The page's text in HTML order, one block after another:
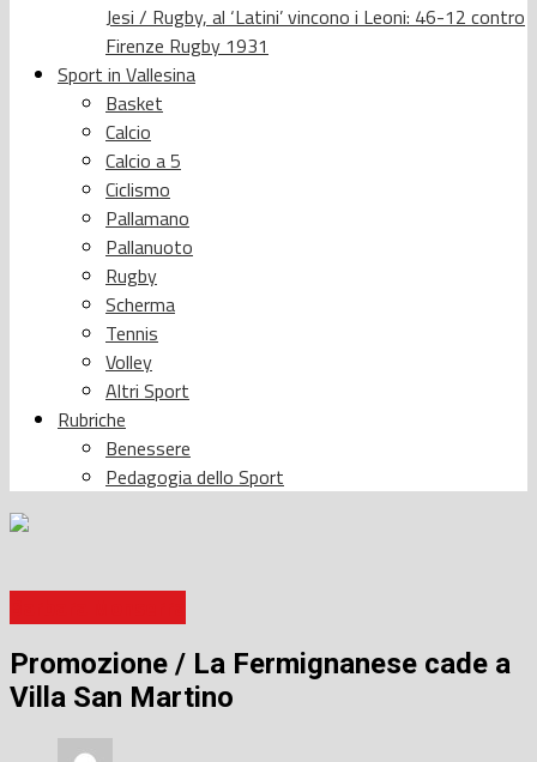
Jesi / Rugby, al ‘Latini’ vincono i Leoni: 46-12 contro
Firenze Rugby 1931
Sport in Vallesina
Basket
Calcio
Calcio a 5
Ciclismo
Pallamano
Pallanuoto
Rugby
Scherma
Tennis
Volley
Altri Sport
Rubriche
Benessere
Pedagogia dello Sport
Promozione / La Fermignanese cade a
Villa San Martino